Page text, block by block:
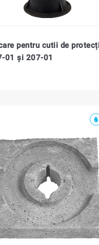
pentru cutii de
01 şi 207-01